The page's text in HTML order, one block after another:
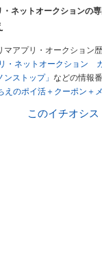
・ネットオークションの
アプリ・オークション歴
・ネットオークション
ストップ」 などの情報
えのポイ活＋クーポン＋
率的に稼ぐ！』（翔泳社
このイチオシ